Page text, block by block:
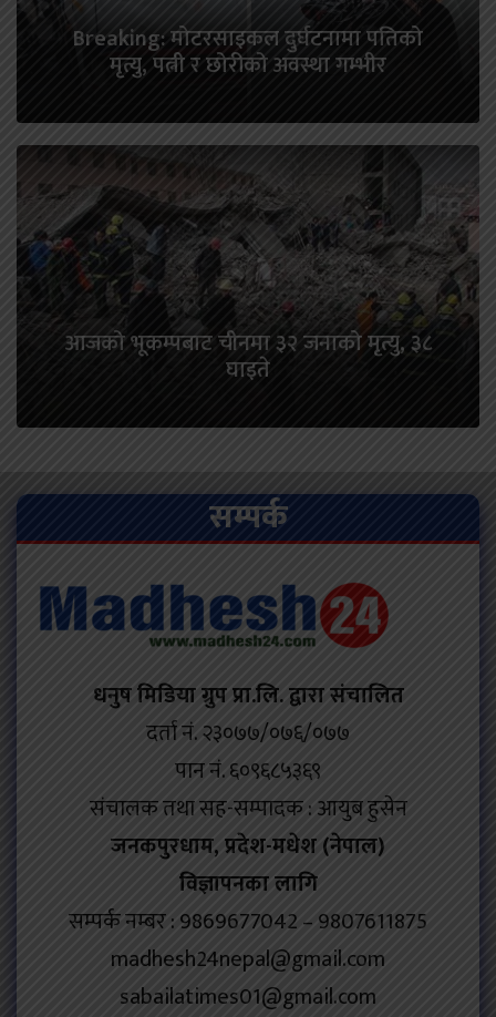
Breaking: मोटरसाइकल दुर्घटनामा पतिको
मृत्यु, पत्नी र छोरीको अवस्था गम्भीर
आजको भूकम्पबाट चीनमा ३२ जनाको मृत्यु, ३८
घाइते
सम्पर्क
धनुष मिडिया ग्रुप प्रा.लि. द्वारा संचालित
दर्ता नं. २३०७७/०७६/०७७
पान नं. ६०९६८५३६९
संचालक तथा सह-सम्पादक : आयुब हुसेन
जनकपुरधाम, प्रदेश-मधेश (नेपाल)
विज्ञापनका लागि
सम्पर्क नम्बर : 9869677042 – 9807611875
madhesh24nepal@gmail.com
sabailatimes01@gmail.com